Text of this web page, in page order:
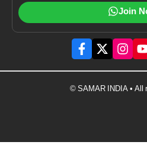
Join
© SAMAR INDIA • All